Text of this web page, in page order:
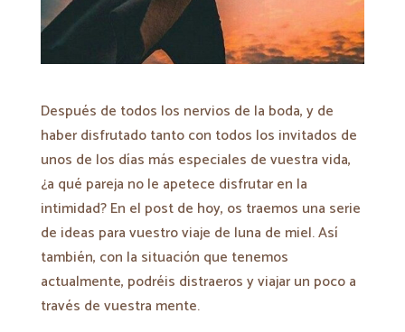
Después de todos los nervios de la boda, y de
haber disfrutado tanto con todos los invitados de
unos de los días más especiales de vuestra vida,
¿a qué pareja no le apetece disfrutar en la
intimidad? En el post de hoy, os traemos una serie
de ideas para vuestro viaje de luna de miel. Así
también, con la situación que tenemos
actualmente, podréis distraeros y viajar un poco a
través de vuestra mente.